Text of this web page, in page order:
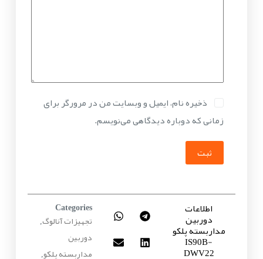
ذخیره نام، ایمیل و وبسایت من در مرورگر برای
زمانی که دوباره دیدگاهی می‌نویسم.
ثبت
اطلاعات
دوربین
مداربسته پلکو
IS90B-
DWV22
Categories
تجهیزات آنالوگ
دوربین
مداربسته پلکو